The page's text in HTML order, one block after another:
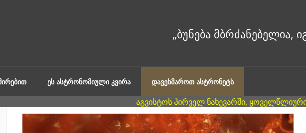
ᲔᲡ ᲐᲡᲢᲠᲝᲜᲝᲛᲘᲣᲚᲘ ᲙᲕᲘᲠᲐ ᲓᲐᲕᲔᲮᲛᲐᲠᲝᲗ ᲐᲡᲢᲠᲝᲜᲔᲢᲡ